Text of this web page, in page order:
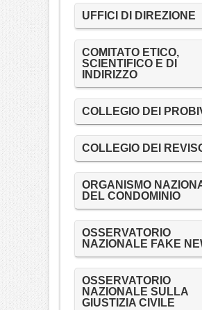
UFFICI DI DIREZIONE
COMITATO ETICO,
SCIENTIFICO E DI
INDIRIZZO
COLLEGIO DEI
COLLEGIO DEI
ORGANISMO
DEL CONDOMINIO
OSSERVATORIO
NAZIONALE FAKE
OSSERVATORIO
NAZIONALE SULLA
GIUSTIZIA CIVILE